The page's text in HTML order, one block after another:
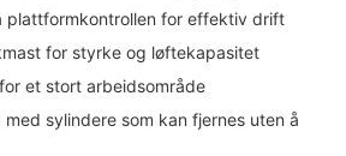
plattformkontrollen for effektiv drift
for styrke og løftekapasitet
et stort arbeidsområde
sylindere som kan fjernes uten å